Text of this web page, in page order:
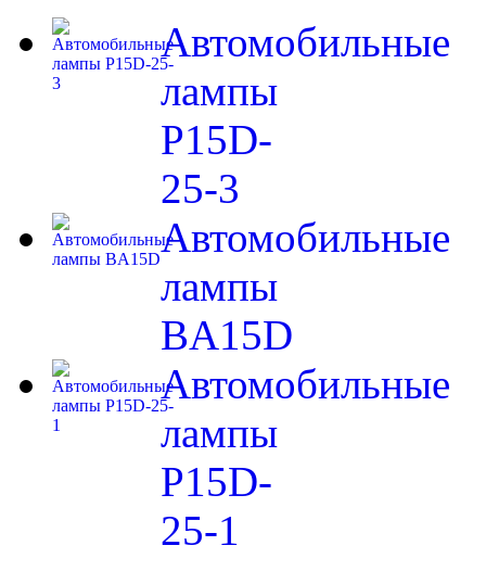
Автомобильные
лампы
P15D-
25-3
Автомобильные
лампы
BA15D
Автомобильные
лампы
P15D-
25-1